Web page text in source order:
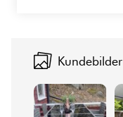
Kundebilder